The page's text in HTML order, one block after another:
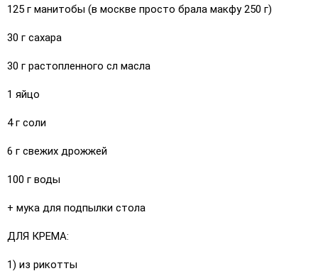
125 г манитобы (в москве просто брала макфу 250 г)
30 г сахара
30 г растопленного сл масла
1 яйцо
4 г соли
6 г свежих дрожжей
100 г воды
+ мука для подпылки стола
ДЛЯ КРЕМА:
1) из рикотты